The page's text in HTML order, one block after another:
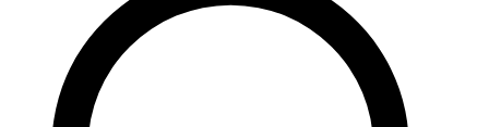
вариаций.